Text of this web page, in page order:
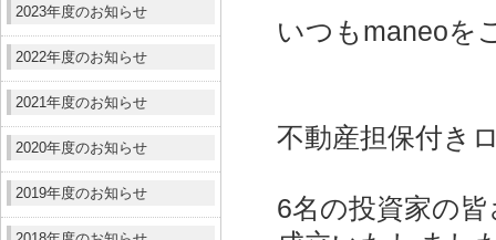
2023年度のお知らせ
2022年度のお知らせ
2021年度のお知らせ
2020年度のお知らせ
2019年度のお知らせ
いつもmaneoを
不動産担保付き
6名の投資家の